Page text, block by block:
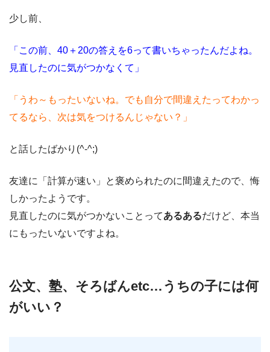
少し前、
「この前、40＋20の答えを6って書いちゃったんだよね。
見直したのに気がつかなくて」
「うわ～もったいないね。でも自分で間違えたってわかっ
てるなら、次は気をつけるんじゃない？」
と話したばかり(^-^;)
友達に「計算が速い」と褒められたのに間違えたので、悔
しかったようです。
見直したのに気がつかないことってあるあるだけど、本当
にもったいないですよね。
公文、塾、そろばんetc…うちの子には何
がいい？